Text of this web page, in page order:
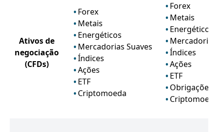
Ativos de
negociação
(CFDs)
Forex
Metais
Energéticos
Mercadorias Suaves
Índices
Ações
ETF
Criptomoeda
Forex
Metais
Energéticos
Mercadorias
Índices
Ações
ETF
Obrigações
Criptomoeda